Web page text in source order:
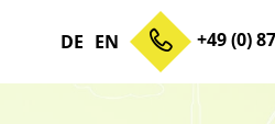
DE EN +49 (0)